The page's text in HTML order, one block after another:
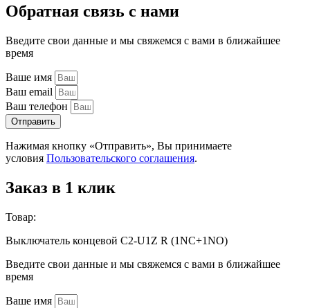
Обратная связь с нами
Введите свои данные и мы свяжемся с вами в ближайшее
время
Ваше имя
Ваш email
Ваш телефон
Отправить
Нажимая кнопку «Отправить», Вы принимаете
условия Пользовательского соглашения.
Заказ в 1 клик
Товар:
Выключатель концевой C2-U1Z R (1NC+1NO)
Введите свои данные и мы свяжемся с вами в ближайшее
время
Ваше имя